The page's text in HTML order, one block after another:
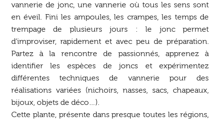
vannerie de jonc, une vannerie où tous les sens sont
en éveil. Fini les ampoules, les crampes, les temps de
trempage de plusieurs jours : le jonc permet
d’improviser, rapidement et avec peu de préparation.
Partez à la rencontre de passionnés, apprenez à
identifier les espèces de joncs et expérimentez
différentes techniques de vannerie pour des
réalisations variées (nichoirs, nasses, sacs, chapeaux,
bijoux, objets de déco…).
Cette plante, présente dans presque toutes les régions,